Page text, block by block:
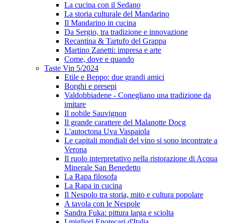
La cucina con il Sedano
La storia culturale del Mandarino
Il Mandarino in cucina
Da Sergio, tra tradizione e innovazione
Recantina & Tartufo del Grappa
Martino Zanetti: impresa e arte
Come, dove e quando
Taste Vin 5/2024
Etile e Beppo: due grandi amici
Borghi e presepi
Valdobbiadene - Conegliano una tradizione da
imitare
Il nobile Sauvignon
Il grande carattere del Malanotte Docg
L'autoctona Uva Vaspaiola
Le capitali mondiali del vino si sono incontrate a
Verona
Il ruolo interpretativo nella ristorazione di Acqua
Minerale San Benedetto
La Rapa filosofa
La Rapa in cucina
Il Nespolo tra storia, mito e cultura popolare
A tavola con le Nespole
Sandra Fuka: pittura larga e sciolta